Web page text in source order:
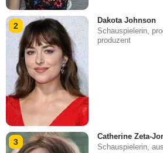
2
Dakota Johnson
Schauspielerin,
produzent
3
Catherine Zeta-
Schauspielerin,